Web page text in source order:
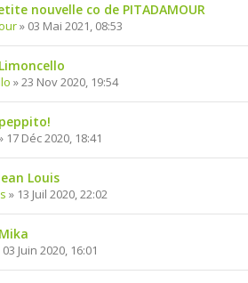
nouvelle co de PITADAMOUR
» 03 Mai 2021, 08:53
» 23 Nov 2020, 19:54
17 Déc 2020, 18:41
Louis
» 13 Juil 2020, 22:02
03 Juin 2020, 16:01